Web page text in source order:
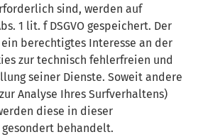
sind, werden auf
1 lit. f DSGVO gespeichert. Der
berechtigtes Interesse an der
zur technisch fehlerfreien und
seiner Dienste. Soweit andere
Analyse Ihres Surfverhaltens)
diese in dieser
behandelt.